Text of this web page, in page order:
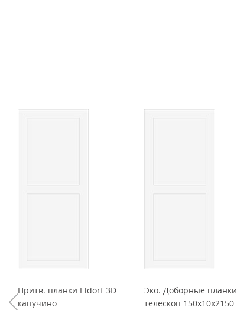
Притв. планки Eldorf 3D
капучино
Эко. Доборные планки
телескоп 150x10x2150